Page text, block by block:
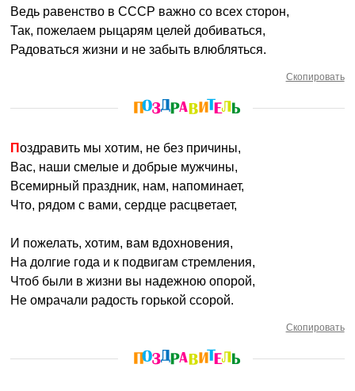
Ведь равенство в СССР важно со всех сторон,
Так, пожелаем рыцарям целей добиваться,
Радоваться жизни и не забыть влюбляться.
Скопировать
Поздравить мы хотим, не без причины,
Вас, наши смелые и добрые мужчины,
Всемирный праздник, нам, напоминает,
Что, рядом с вами, сердце расцветает,
И пожелать, хотим, вам вдохновения,
На долгие года и к подвигам стремления,
Чтоб были в жизни вы надежною опорой,
Не омрачали радость горькой ссорой.
Скопировать